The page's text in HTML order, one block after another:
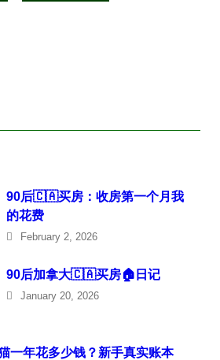
90后🇨🇦买房：收房第一个月我
的花费
February 2, 2026
90后加拿大🇨🇦买房🏠日记
January 20, 2026
一年花多少钱？新手真实账本